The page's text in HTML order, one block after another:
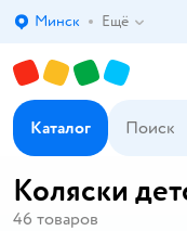
Выбор адреса доставки.
Минск Ещё
Каталог
Коляски
46 товаров